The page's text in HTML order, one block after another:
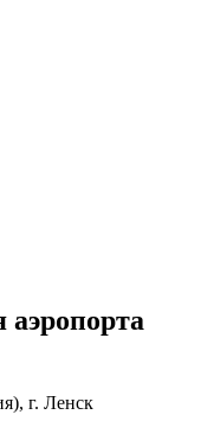
г. Ленск